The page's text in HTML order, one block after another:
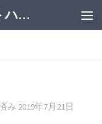
ストーブキッチン ・ゲストハウス
み 2019年7月21日